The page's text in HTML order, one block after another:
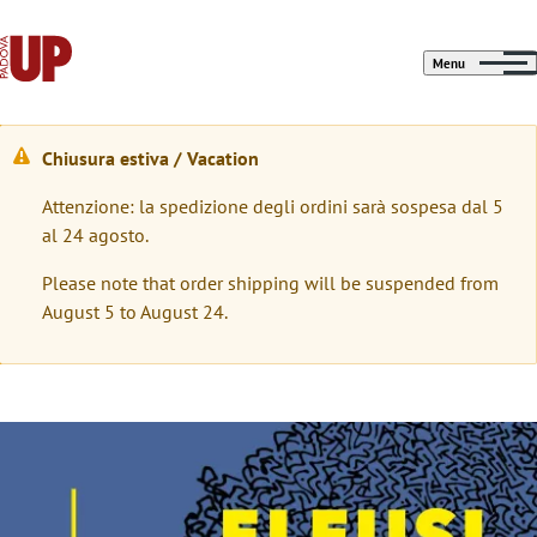
Menu
W
a
r
n
i
g
Chiusura estiva / Vacation
Attenzione: la spedizione degli ordini sarà sospesa dal 5
al 24 agosto.
Please note that order shipping will be suspended from
August 5 to August 24.